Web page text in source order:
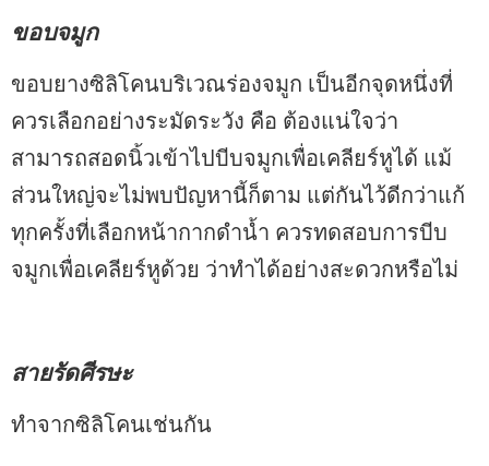
ขอบจมูก
ขอบยางซิลิโคนบริเวณร่องจมูก เป็นอีกจุดหนึ่งที่
ควรเลือกอย่างระมัดระวัง คือ ต้องแน่ใจว่า
สามารถสอดนิ้วเข้าไปบีบจมูกเพื่อเคลียร์หูได้ แม้
ส่วนใหญ่จะไม่พบปัญหานี้ก็ตาม แต่กันไว้ดีกว่าแก้
ทุกครั้งที่เลือกหน้ากากดำน้ำ ควรทดสอบการบีบ
จมูกเพื่อเคลียร์หูด้วย ว่าทำได้อย่างสะดวกหรือไม่
สายรัดศีรษะ
ทำจากซิลิโคนเช่นกัน